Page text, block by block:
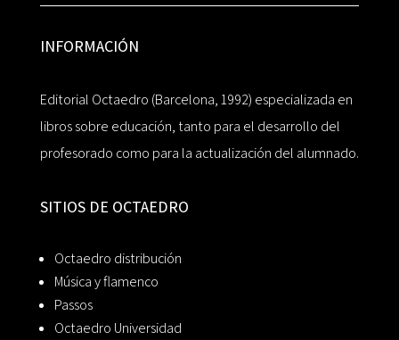
INFORMACIÓN
Editorial Octaedro (Barcelona, 1992) especializada en
libros sobre educación, tanto para el desarrollo del
profesorado como para la actualización del alumnado.
SITIOS DE OCTAEDRO
Octaedro distribución
Música y flamenco
Passos
Octaedro Universidad